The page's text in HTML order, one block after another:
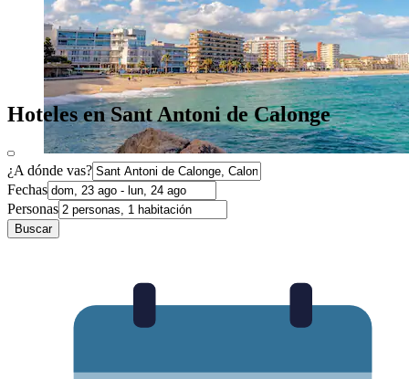
Hoteles en Sant Antoni de Calonge
¿A dónde vas?
Fechas
Personas
Buscar